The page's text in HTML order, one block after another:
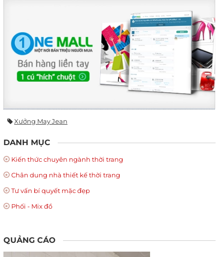
Xưởng May Jean
DANH MỤC
Kiến thức chuyên ngành thời trang
Chân dung nhà thiết kế thời trang
Tư vấn bí quyết mặc đẹp
Phối - Mix đồ
QUẢNG CÁO